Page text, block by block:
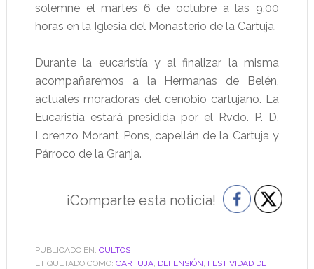
solemne el martes 6 de octubre a las 9.00
horas en la Iglesia del Monasterio de la Cartuja.
Durante la eucaristía y al finalizar la misma
acompañaremos a la Hermanas de Belén,
actuales moradoras del cenobio cartujano. La
Eucaristía estará presidida por el Rvdo. P. D.
Lorenzo Morant Pons, capellán de la Cartuja y
Párroco de la Granja.
¡Comparte esta noticia!
PUBLICADO EN: CULTOS
ETIQUETADO COMO: CARTUJA, DEFENSIÓN, FESTIVIDAD DE